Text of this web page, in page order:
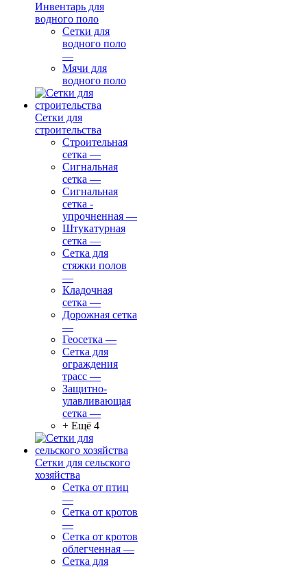
Инвентарь для
водного поло
Сетки для
водного поло
—
Мячи для
водного поло
Сетки для
строительства
Строительная
сетка —
Сигнальная
сетка —
Сигнальная
сетка -
упрочненная —
Штукатурная
сетка —
Сетка для
стяжки полов
—
Кладочная
сетка —
Дорожная сетка
—
Геосетка —
Сетка для
ограждения
трасс —
Защитно-
улавливающая
сетка —
+ Ещё 4
Сетки для сельского
хозяйства
Сетка от птиц
—
Сетка от кротов
—
Сетка от кротов
облегченная —
Сетка для